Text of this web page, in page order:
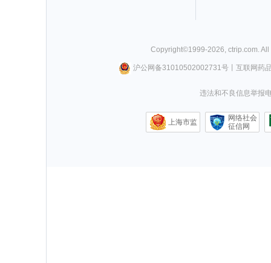
Copyright©1999-2026, ctrip.com.
沪公网备31010502002731号丨 互联网药
违法和不良信息举报
上海市监
网络社会
征信网